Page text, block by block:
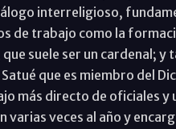
interreligioso,
de trabajo como la
suele ser un cardenal;
que es miembro del
más directo de oficiales y
varias veces al año y